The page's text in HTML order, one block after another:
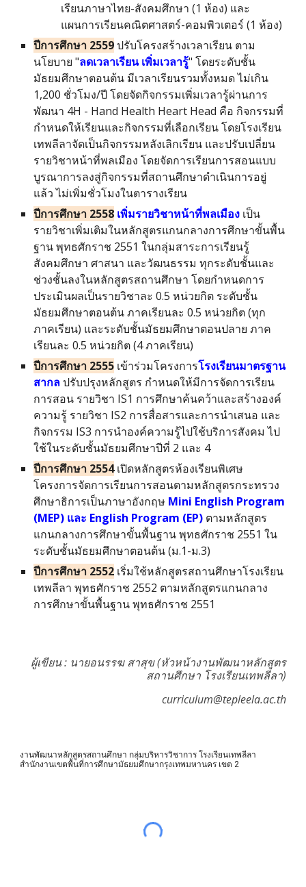
เรียนภาษาไทย-สังคมศึกษา (1 ห้อง) และ
แผนการเรียนคณิตศาสตร์-คอมพิวเตอร์ (1 ห้อง)
ปีการศึกษา 2559 ปรับโครงสร้างเวลาเรียน ตาม
นโยบาย "ลดเวลาเรียน เพิ่มเวลารู้" โดยระดับชั้น
มัธยมศึกษาตอนต้น มีเวลาเรียนรวมทั้งหมด ไม่เกิน
1,200 ชั่วโมง/ปี โดยจัดกิจกรรมเพิ่มเวลารู้ผ่านการ
พัฒนา 4H - Hand Health Heart Head คือ กิจกรรมที่
กำหนดให้เรียนและกิจกรรมที่เลือกเรียน โดยโรงเรียน
เทพลีลาจัดเป็นกิจกรรมหลังเลิกเรียน และปรับเปลี่ยน
รายวิชาหน้าที่พลเมือง โดยจัดการเรียนการสอนแบบ
บูรณาการลงสู่กิจกรรมที่สถานศึกษาดำเนินการอยู่
แล้ว ไม่เพิ่มชั่วโมงในตารางเรียน
ปีการศึกษา 2558 เพิ่มรายวิชาหน้าที่พลเมือง เป็น
รายวิชาเพิ่มเติมในหลักสูตรแกนกลางการศึกษาขั้นพื้น
ฐาน พุทธศักราช 2551 ในกลุ่มสาระการเรียนรู้
สังคมศึกษา ศาสนา และวัฒนธรรม ทุกระดับชั้นและ
ช่วงชั้นลงในหลักสูตรสถานศึกษา โดยกำหนดการ
ประเมินผลเป็นรายวิชาละ 0.5 หน่วยกิต ระดับชั้น
มัธยมศึกษาตอนต้น ภาคเรียนละ 0.5 หน่วยกิต (ทุก
ภาคเรียน) และระดับชั้นมัธยมศึกษาตอนปลาย ภาค
เรียนละ 0.5 หน่วยกิต (4 ภาคเรียน)
ปีการศึกษา 2555 เข้าร่วมโครงการโรงเรียนมาตรฐาน
สากลปรับปรุงหลักสูตร กำหนดให้มีการจัดการเรียน
การสอน รายวิชา IS1 การศึกษาค้นคว้าและสร้างองค์
ความรู้ รายวิชา IS2 การสื่อสารและการนำเสนอ และ
กิจกรรม IS3 การนำองค์ความรู้ไปใช้บริการสังคม ไป
ใช้ในระดับชั้นมัธยมศึกษาปีที่ 2 และ 4
ปีการศึกษา 2554 เปิดหลักสูตรห้องเรียนพิเศษ
โครงการจัดการเรียนการสอนตามหลักสูตรกระทรวง
ศึกษาธิการเป็นภาษาอังกฤษ Mini English Program
(MEP) และ English Program (EP) ตามหลักสูตร
แกนกลางการศึกษาขั้นพื้นฐาน พุทธศักราช 2551ใน
ระดับชั้นมัธยมศึกษาตอนต้น (ม.1-ม.3)
ปีการศึกษา 2552 เริ่มใช้หลักสูตรสถานศึกษาโรงเรียน
เทพลีลา พุทธศักราช 2552 ตามหลักสูตรแกนกลาง
การศึกษาขั้นพื้นฐาน พุทธศักราช 2551
ผู้เขียน : นายอนรรฆ สาสุข (หัวหน้างานพัฒนาหลักสูตร
สถานศึกษา โรงเรียนเทพลีลา)
curriculum@tepleela.ac.th
งานพัฒนาหลักสูตรสถานศึกษา กลุ่มบริหารวิชาการ โรงเรียนเทพลีลา
สำนักงานเขตพื้นที่การศึกษามัธยมศึกษากรุงเทพมหานคร เขต 2